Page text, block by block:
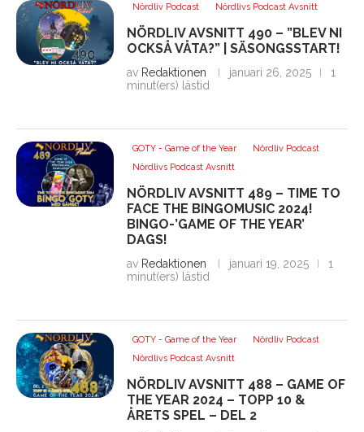
Nördliv Podcast Nördlivs Podcast Avsnitt
NÖRDLIV AVSNITT 490 – ”BLEV NI
OCKSÅ VÅTA?” | SÄSONGSSTART!
av Redaktionen januari 26, 2025
1
minut(ers) lästid
GOTY - Game of the Year
Nördliv Podcast
Nördlivs Podcast Avsnitt
NÖRDLIV AVSNITT 489 – TIME TO
FACE THE BINGOMUSIC 2024!
BINGO-’GAME OF THE YEAR’
DAGS!
av Redaktionen januari 19, 2025
1
minut(ers) lästid
GOTY - Game of the Year
Nördliv Podcast
Nördlivs Podcast Avsnitt
NÖRDLIV AVSNITT 488 – GAME OF
THE YEAR 2024 – TOPP 10 &
ÅRETS SPEL – DEL 2